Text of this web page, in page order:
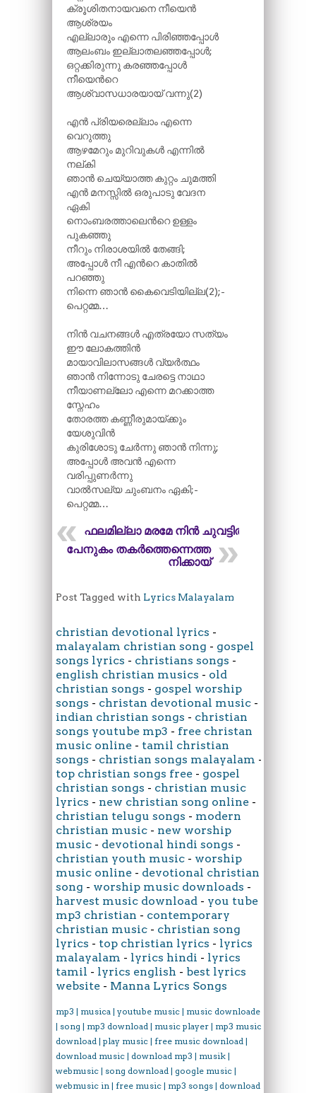
ക്രൂശിതനായവനെ നീയെൻ
ആശ്രയം
എല്ലാരും എന്നെ പിരിഞ്ഞപ്പോൾ
ആലംബം ഇല്ലാതലഞ്ഞപ്പോൾ;
ഒറ്റക്കിരുന്നു കരഞ്ഞപ്പോൾ
നീയെന്‍റെ
ആശ്വാസധാരയായ് വന്നു(2)
എൻ പ്രിയരെല്ലാം എന്നെ
വെറുത്തു
ആഴമേറും മുറിവുകൾ എന്നിൽ
നല്കി
ഞാൻ ചെയ്യാത്ത കുറ്റം ചുമത്തി
എൻ മനസ്സിൽ ഒരുപാടു വേദന
ഏകി
നൊംബരത്താലെന്‍റെ ഉള്ളം
പുകഞ്ഞു
നീറും നിരാശയിൽ തേങ്ങി;
അപ്പോൾ നീ എന്‍റെ കാതിൽ
പറഞ്ഞു
നിന്നെ ഞാൻ കൈവെടിയില്ല(2);-
പെറ്റമ്മ…
നിൻ വചനങ്ങൾ എത്രയോ സത്യം
ഈ ലോകത്തിൻ
മായാവിലാസങ്ങൾ വ്യർത്ഥം
ഞാൻ നിന്നോടു ചേരട്ടെ നാഥാ
നീയാണല്ലോ എന്നെ മറക്കാത്ത
സ്നേഹം
തോരത്ത കണ്ണീരുമായ്ക്കും
യേശുവിൻ
കുരിശോടു ചേർന്നു ഞാൻ നിന്നു;
അപ്പോൾ അവൻ എന്നെ
വരിപ്പുണർന്നു
വാൽസല്യ ചുംബനം ഏകി;-
പെറ്റമ്മ…
ഫലമില്ലാ മരമേ നിൻ ചുവട്ടിൽ
പേനുകം തകർത്തെന്നെത്ത
നിക്കായ്
Post Tagged with Lyrics Malayalam
christian devotional lyrics -
malayalam christian song - gospel
songs lyrics - christians songs -
english christian musics - old
christian songs - gospel worship
songs - christan devotional music -
indian christian songs - christian
songs youtube mp3 - free christan
music online - tamil christian
songs - christian songs malayalam -
top christian songs free - gospel
christian songs - christian music
lyrics - new christian song online -
christian telugu songs - modern
christian music - new worship
music - devotional hindi songs -
christian youth music - worship
music online - devotional christian
song - worship music downloads -
harvest music download - you tube
mp3 christian - contemporary
christian music - christian song
lyrics - top christian lyrics - lyrics
malayalam - lyrics hindi - lyrics
tamil - lyrics english - best lyrics
website - Manna Lyrics Songs
mp3 | musica | youtube music | music downloader
| song | mp3 download | music player | mp3 music
download | play music | free music download |
download music | download mp3 | musik |
webmusic | song download | google music |
webmusic in | free music | mp3 songs | download